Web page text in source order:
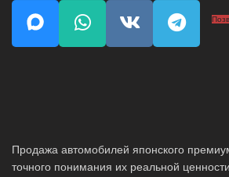
Продажа автомобилей японского
точного понимания их реальной